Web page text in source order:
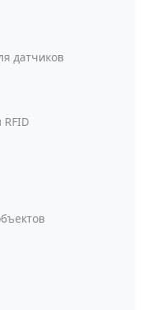
датчиков
RFID